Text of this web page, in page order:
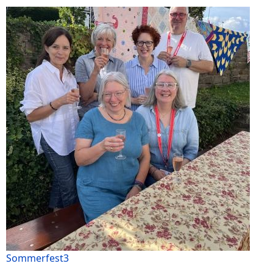
Sommerfest3